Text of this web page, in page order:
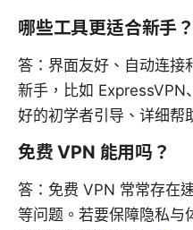
哪些工具更适合新手？
答：界面友好、自动连接
新手，比如 ExpressVPN
好的初学者引导、详细帮
免费 VPN 能用吗？
答：免费 VPN 常常存在
等问题。若要保障隐私与